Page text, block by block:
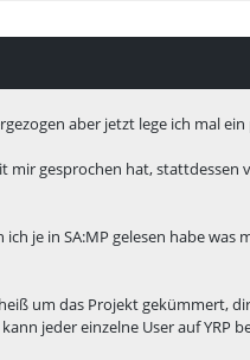
aber jetzt lege ich mal
gesprochen hat,
je in SA:MP gelesen habe
um das Projekt gekümmert,
jeder einzelne User auf YRP